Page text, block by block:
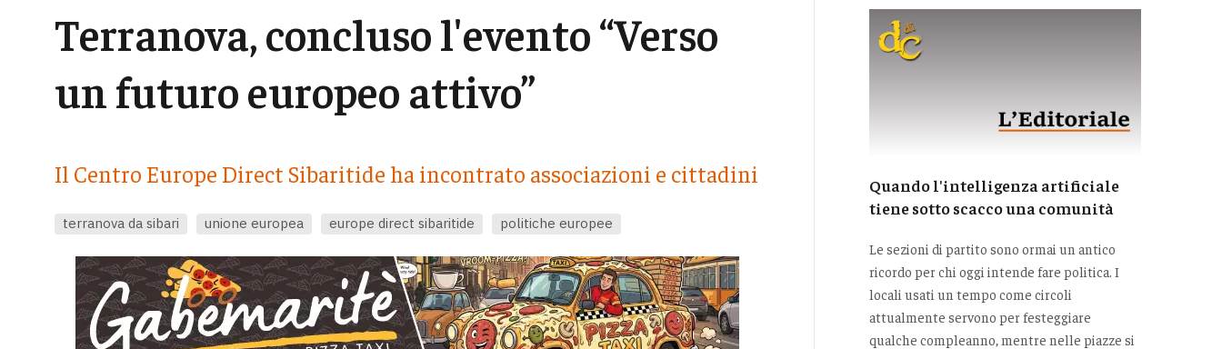
Terranova, concluso l'evento “Verso
un futuro europeo attivo”
Il Centro Europe Direct Sibaritide ha incontrato associazioni e cittadini
terranova da sibari unione europea europe direct sibaritide politiche europee
Quando l'intelligenza artificiale
tiene sotto scacco una comunità
Le sezioni di partito sono ormai un antico
ricordo per chi oggi intende fare politica. I
locali usati un tempo come circoli
attualmente servono per festeggiare
qualche compleanno, mentre nelle piazze si